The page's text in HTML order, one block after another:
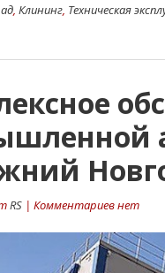
, Клининг, Техническая
RS | Комментариев нет